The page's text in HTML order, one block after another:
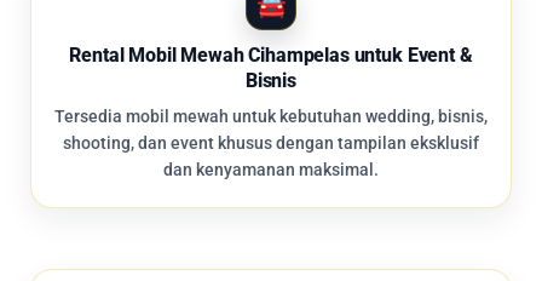
Rental Mobil Mewah Cihampelas untuk Event &
Bisnis
Tersedia mobil mewah untuk kebutuhan wedding, bisnis,
shooting, dan event khusus dengan tampilan eksklusif
dan kenyamanan maksimal.